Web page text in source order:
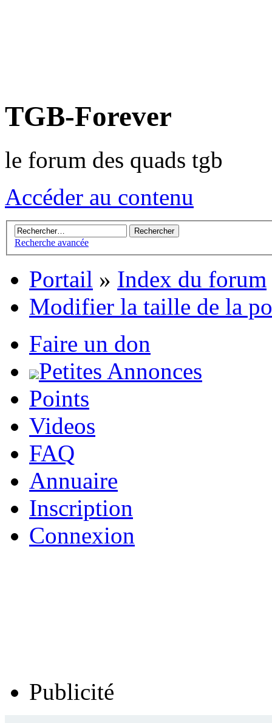
TGB-Forever
le forum des quads tgb
Accéder au contenu
Recherche avancée
Portail » Index du forum
Modifier la taille de la
Faire un don
Petites Annonces
Points
Videos
FAQ
Annuaire
Inscription
Connexion
Publicité